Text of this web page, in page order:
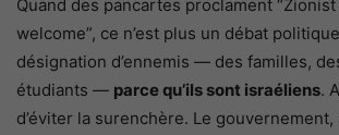
Quand des pancartes proclament
welcome”, ce n’est plus un débat
désignation d’ennemis — des familles,
étudiants — parce qu’ils sont israéliens.
d’éviter la surenchère. Le